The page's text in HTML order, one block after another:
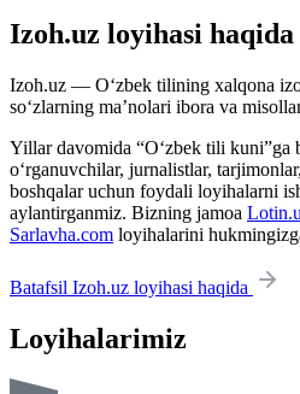
Izoh.uz loyihasi haqida
Izoh.uz — O‘zbek tilining xalqona
so‘zlarning ma’nolari ibora va
Yillar davomida “O‘zbek tili kuni”ga
o‘rganuvchilar, jurnalistlar,
boshqalar uchun foydali loyihalarni
aylantirganmiz. Bizning jamoa
Sarlavha.com loyihalarini
Batafsil Izoh.uz loyihasi haqida
Loyihalarimiz